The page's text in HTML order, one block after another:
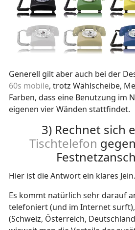
Generell gilt aber auch bei der
60s mobile, trotz Wählscheibe,
Farben, dass eine Benutzung im
eigenen vier Wänden stattfindet.
3) Rechnet sich
Tischtelefon
Hier ist die Antwort ein klares Jein.
Es kommt natürlich sehr darauf
telefoniert (und im Internet
(Schweiz, Österreich,